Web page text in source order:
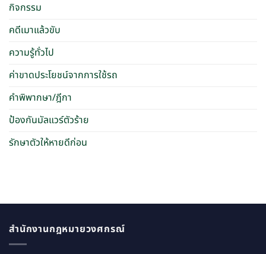
กิจกรรม
คดีเมาแล้วขับ
ความรู้ทั่วไป
ค่าขาดประโยชน์จากการใช้รถ
คำพิพากษา/ฎีกา
ป้องกันมัลแวร์ตัวร้าย
รักษาตัวให้หายดีก่อน
สำนักงานกฎหมายวงศกรณ์